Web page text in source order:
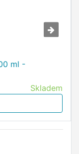
ml -
Skladem